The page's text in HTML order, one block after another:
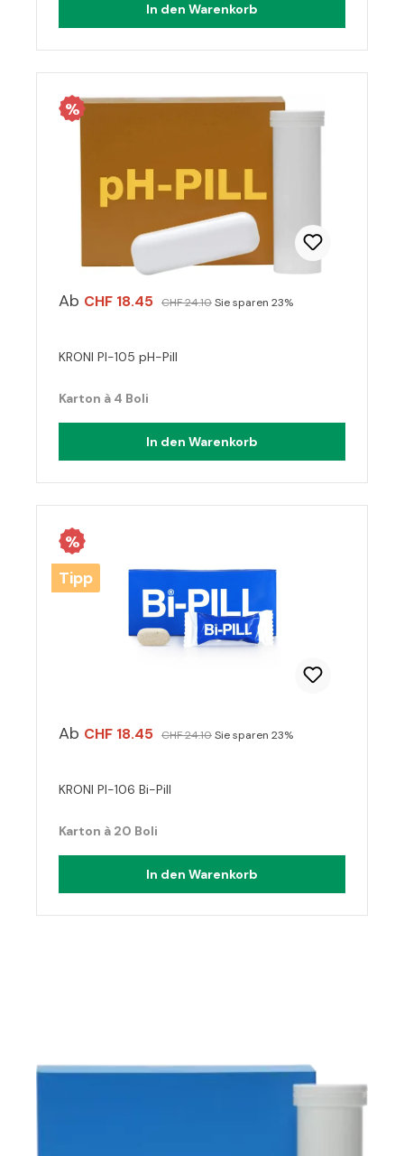
In den Warenkorb
%
Ab CHF 18.45 CHF 24.10Sie sparen 23%
KRONI PI-105 pH-Pill
Karton à 4 Boli
In den Warenkorb
%
Tipp
Ab CHF 18.45 CHF 24.10Sie sparen 23%
KRONI PI-106 Bi-Pill
Karton à 20 Boli
In den Warenkorb